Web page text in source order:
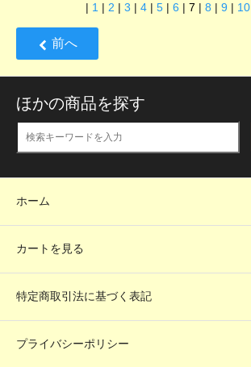
| 1 | 2 | 3 | 4 | 5 | 6 | 7 | 8 | 9 | 10
前へ
ほかの商品を探す
ホーム
カートを見る
特定商取引法に基づく表記
プライバシーポリシー